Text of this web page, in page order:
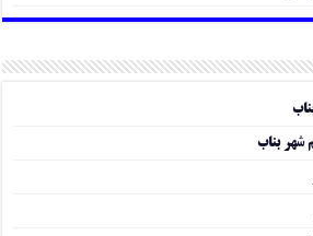
شهر بناب